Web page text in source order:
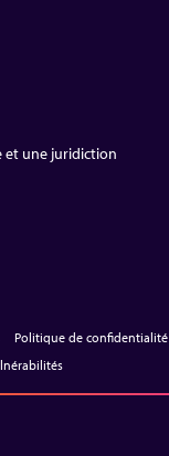
et une juridiction
Politique de confidentialité